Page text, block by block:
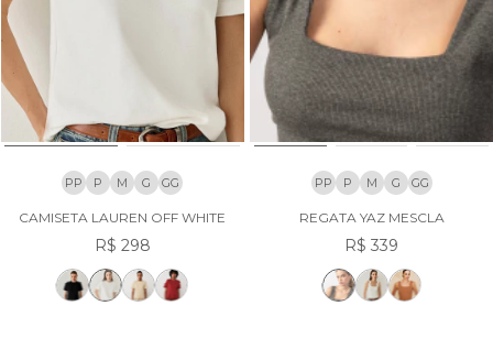
PP P M G GG
CAMISETA LAUREN OFF WHITE
R$ 298
PP P M G GG
REGATA YAZ MESCLA
R$ 339